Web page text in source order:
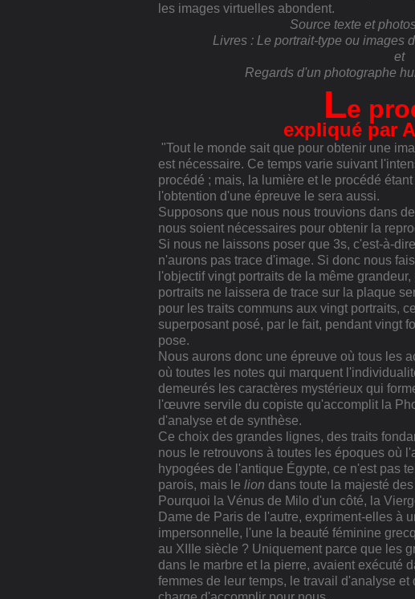
les images virtuelles abondent.
Source texte et
Livres : Le portrait-type ou images
et
Regards d'un photographe
Le
expliqué par
"Tout le monde sait que pour obtenir une
est nécessaire. Ce temps varie suivant
procédé ; mais, la lumière et le procédé
l'obtention d'une épreuve le sera aussi.
Supposons que nous nous trouvions dans
nous soient nécessaires pour obtenir la
Si nous ne laissons poser que 3s, c'est-à-
n'aurons pas trace d'image. Si donc nous
l'objectif vingt portraits de la même
portraits ne laissera de trace sur la plaque
pour les traits communs aux vingt portraits,
superposant posé, par le fait, pendant vingt
pose.
Nous aurons donc une épreuve où tous les
où toutes les notes qui marquent
demeurés les caractères mystérieux qui
l'œuvre servile du copiste qu'accomplit la
d'analyse et de synthèse.
Ce choix des grandes lignes, des traits
nous le retrouvons à toutes les époques où
hypogées de l'antique Égypte, ce n'est pas
parois, mais le lion dans toute la majesté
Pourquoi la Vénus de Milo d'un côté, la
Dame de Paris de l'autre, expriment-elles à
impersonnelle, l'une la beauté féminine
au XIIIe siècle ? Uniquement parce que les
dans le marbre et la pierre, avaient exécuté
femmes de leur temps, le travail d'analyse